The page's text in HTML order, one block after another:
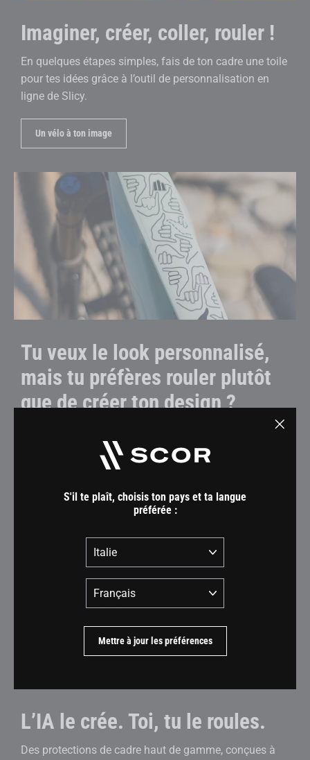
Imaginer, créer, coller, rouler !
En quelques étapes simples, fais de ton cadre une toile
pour tes idées grâce à l’outil de personnalisation en
ligne de Slicy.
Un vélo à ton image
Tu veux le look personnalisé,
mais tu préfères rouler plutôt
que de créer ton design ?
Notre gamme de protections de cadre prêtes à l’emploi
sort tout droit des esprits créatifs de SCOR pour te
donner un look unique, rapidement.
Explorer la gamme
L’IA le crée. Toi, tu le roules.
Des protections de cadre haut de gamme, conçues à
S'il te plaît, choisis ton pays et ta langue
préférée :
Langue
Mettre à jour les préférences